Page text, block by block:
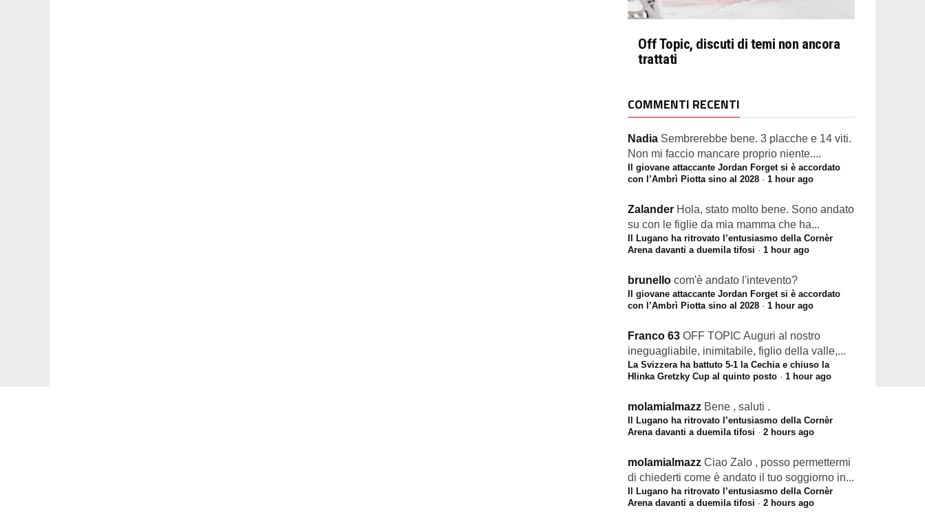
Off Topic, discuti di temi non ancora
trattati
COMMENTI RECENTI
Nadia Sembrerebbe bene. 3 placche e 14 viti.
Non mi faccio mancare proprio niente....
Il giovane attaccante Jordan Forget si è accordato
con l’Ambrì Piotta sino al 2028 · 1 hour ago
Zalander Hola, stato molto bene. Sono andato
su con le figlie da mia mamma che ha...
Il Lugano ha ritrovato l’entusiasmo della Cornèr
Arena davanti a duemila tifosi · 1 hour ago
brunello com'è andato l'intevento?
Il giovane attaccante Jordan Forget si è accordato
con l’Ambrì Piotta sino al 2028 · 1 hour ago
Franco 63 OFF TOPIC Auguri al nostro
ineguagliabile, inimitabile, figlio della valle,...
La Svizzera ha battuto 5-1 la Cechia e chiuso la
Hlinka Gretzky Cup al quinto posto · 1 hour ago
molamialmazz Bene , saluti .
Il Lugano ha ritrovato l’entusiasmo della Cornèr
Arena davanti a duemila tifosi · 2 hours ago
molamialmazz Ciao Zalo , posso permettermi
di chiederti come è andato il tuo soggiorno in...
Il Lugano ha ritrovato l’entusiasmo della Cornèr
Arena davanti a duemila tifosi · 2 hours ago